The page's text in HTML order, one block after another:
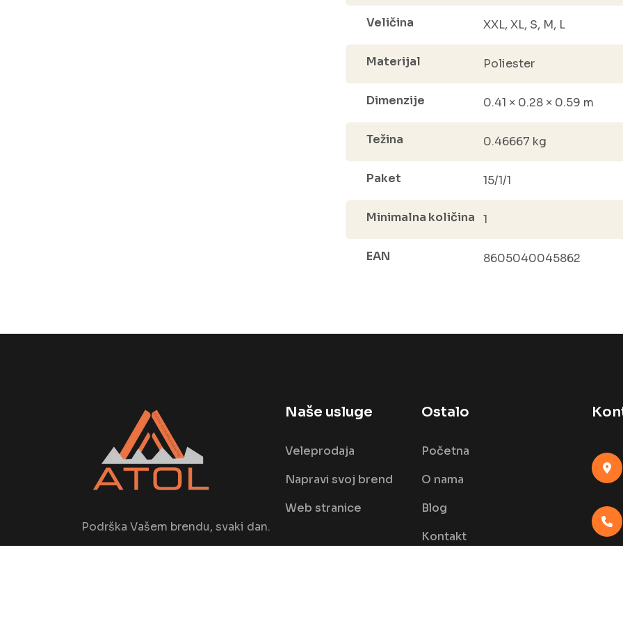
Veličina XXL, XL, S, M, L
Materijal Poliester
Dimenzije 0.41 × 0.28 × 0.59 m
Težina 0.46667 kg
Paket 15/1/1
Minimalna količina 1
EAN 8605040045862
Podrška Vašem brendu, svaki dan.
Naše usluge
Veleprodaja
Napravi svoj brend
Web stranice
Ostalo
Početna
O nama
Blog
Kontakt